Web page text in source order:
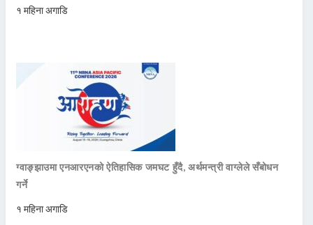
१ महिना अगाडि
ग्वाङ्झाउमा एनआरएनको ऐतिहासिक जमघट हुँदै, अर्थमन्त्री वाग्लेले सँबोधन
गर्ने
१ महिना अगाडि